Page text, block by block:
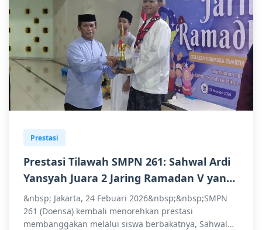
Prestasi
Prestasi Tilawah SMPN 261: Sahwal Ardi
Yansyah Juara 2 Jaring Ramadan V yang
diselenggarakan oleh Gerakan Pramuka
Kwartir Ranting Penjaringan.
&nbsp; Jakarta, 24 Febuari 2026&nbsp;&nbsp;SMPN
261 (Doensa) kembali menorehkan prestasi
membanggakan melalui siswa berbakatnya, Sahwal